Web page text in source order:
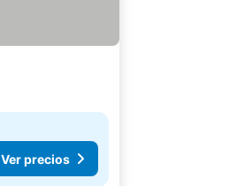
Ver precios